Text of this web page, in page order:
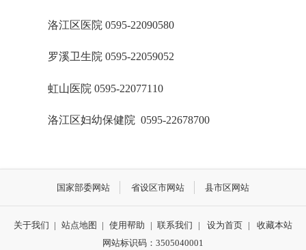
洛江区医院 0595-22090580
罗溪卫生院 0595-22059052
虹山医院 0595-22077110
洛江区妇幼保健院 0595-22678700
国家部委网站 省设区市网站 县市区网站
关于我们 | 站点地图 | 使用帮助 | 联系我们 | 设为首页 |
收藏本站
网站标识码：3505040001